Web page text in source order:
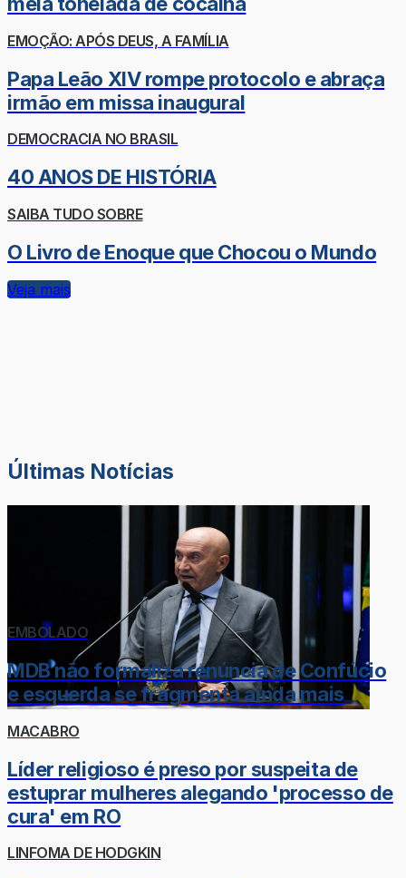
EMOÇÃO: APÓS DEUS, A FAMÍLIA
Papa Leão XIV rompe protocolo e abraça
irmão em missa inaugural
DEMOCRACIA NO BRASIL
40 ANOS DE HISTÓRIA
SAIBA TUDO SOBRE
O Livro de Enoque que Chocou o Mundo
Veja mais
Últimas Notícias
EMBOLADO
MDB não formaliza renúncia de Confúcio
e esquerda se fragmenta ainda mais
MACABRO
Líder religioso é preso por suspeita de
estuprar mulheres alegando 'processo de
cura' em RO
LINFOMA DE HODGKIN